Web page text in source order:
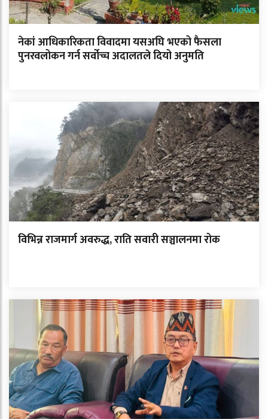
नेकां आधिकारिकता विवादमा यसअघि भएको फैसला
पुनरवलोकन गर्न सर्वोच्च अदालतले दियो अनुमति
विभिन्न राजमार्ग अवरुद्ध, राति सवारी सञ्चालनमा रोक